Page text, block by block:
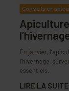
Conseils en
En janvier,
l’hivernage,
essentiels.
LIRE LA SUITE